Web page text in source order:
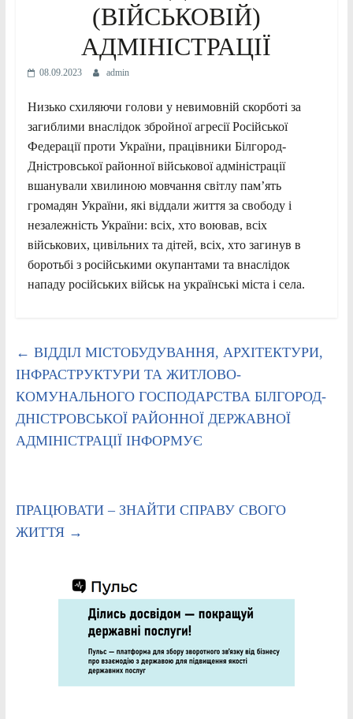
(ВІЙСЬКОВІЙ)
АДМІНІСТРАЦІЇ
08.09.2023 admin
Низько схиляючи голови у невимовній скорботі за
загиблими внаслідок збройної агресії Російської
Федерації проти України, працівники Білгород-
Дністровської районної військової адміністрації
вшанували хвилиною мовчання світлу пам’ять
громадян України, які віддали життя за свободу і
незалежність України: всіх, хто воював, всіх
військових, цивільних та дітей, всіх, хто загинув в
боротьбі з російськими окупантами та внаслідок
нападу російських військ на українські міста і села.
← ВІДДІЛ МІСТОБУДУВАННЯ, АРХІТЕКТУРИ,
ІНФРАСТРУКТУРИ ТА ЖИТЛОВО-
КОМУНАЛЬНОГО ГОСПОДАРСТВА БІЛГОРОД-
ДНІСТРОВСЬКОЇ РАЙОННОЇ ДЕРЖАВНОЇ
АДМІНІСТРАЦІЇ ІНФОРМУЄ
ПРАЦЮВАТИ – ЗНАЙТИ СПРАВУ СВОГО
ЖИТТЯ →